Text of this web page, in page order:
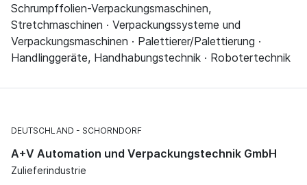
Schrumpffolien-Verpackungsmaschinen,
Stretchmaschinen · Verpackungssysteme und
Verpackungsmaschinen · Palettierer/Palettierung ·
Handlinggeräte, Handhabungstechnik · Robotertechnik
DEUTSCHLAND SCHORNDORF
A+V Automation und Verpackungstechnik GmbH
Zulieferindustrie